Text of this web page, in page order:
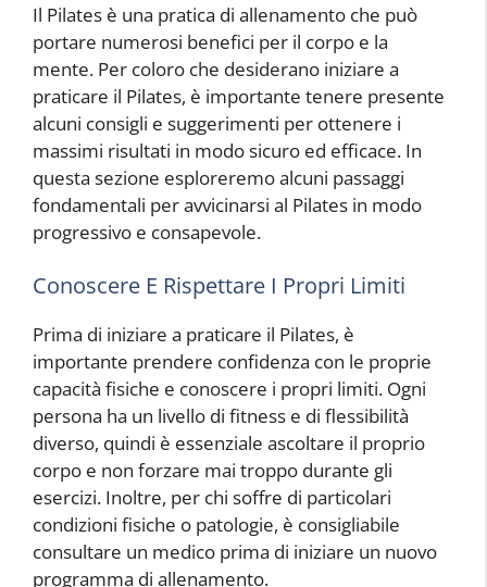
Il Pilates è una pratica di allenamento che può
portare numerosi benefici per il corpo e la
mente. Per coloro che desiderano iniziare a
praticare il Pilates, è importante tenere presente
alcuni consigli e suggerimenti per ottenere i
massimi risultati in modo sicuro ed efficace. In
questa sezione esploreremo alcuni passaggi
fondamentali per avvicinarsi al Pilates in modo
progressivo e consapevole.
Conoscere E Rispettare I Propri Limiti
Prima di iniziare a praticare il Pilates, è
importante prendere confidenza con le proprie
capacità fisiche e conoscere i propri limiti. Ogni
persona ha un livello di fitness e di flessibilità
diverso, quindi è essenziale ascoltare il proprio
corpo e non forzare mai troppo durante gli
esercizi. Inoltre, per chi soffre di particolari
condizioni fisiche o patologie, è consigliabile
consultare un medico prima di iniziare un nuovo
programma di allenamento.